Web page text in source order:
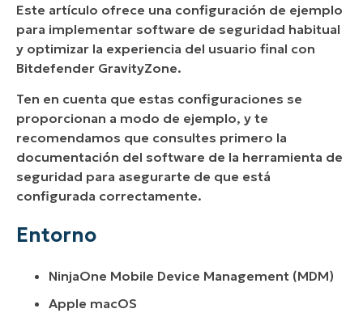
Recursos adicionales
Este artículo ofrece una configuración de ejemplo
para implementar software de seguridad habitual
y optimizar la experiencia del usuario final con
Bitdefender GravityZone.
Ten en cuenta que estas configuraciones se
proporcionan a modo de ejemplo, y te
recomendamos que consultes primero la
documentación del software de la herramienta de
seguridad para asegurarte de que está
configurada correctamente.
Entorno
NinjaOne Mobile Device Management (MDM)
Apple macOS